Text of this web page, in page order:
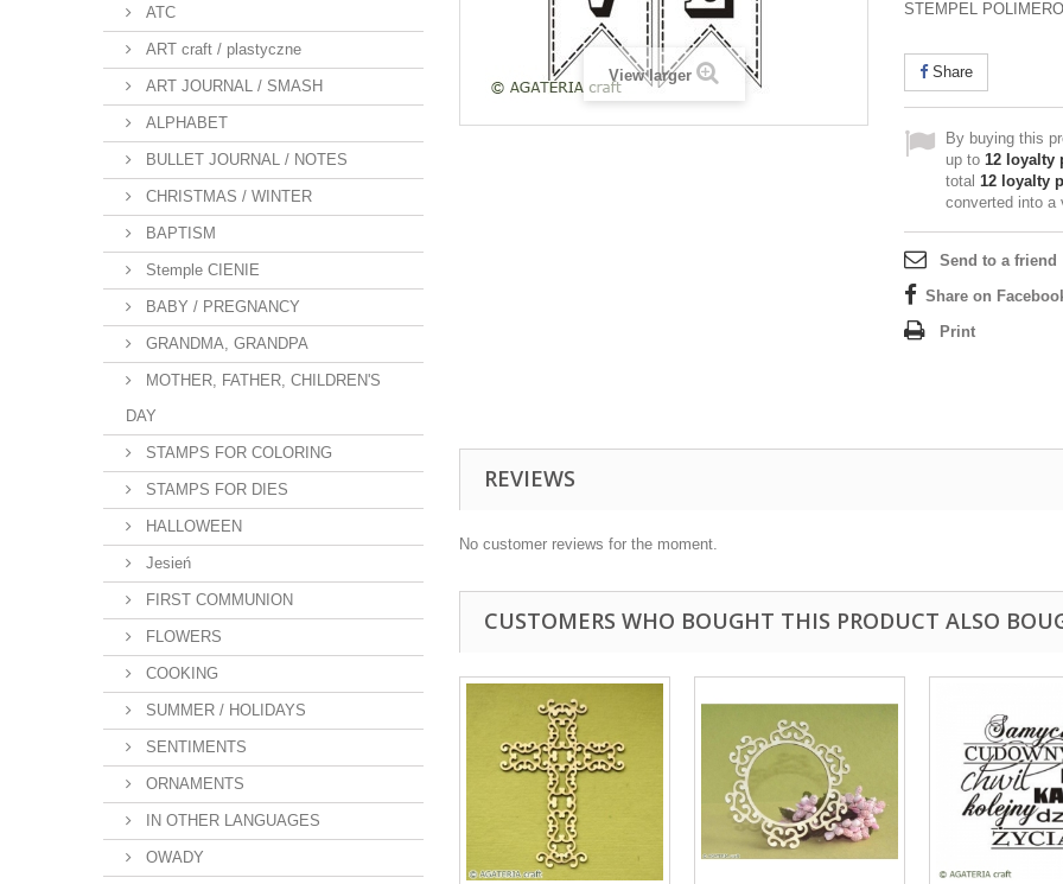
ATC
ART craft / plastyczne
ART JOURNAL / SMASH
ALPHABET
BULLET JOURNAL / NOTES
CHRISTMAS / WINTER
BAPTISM
Stemple CIENIE
BABY / PREGNANCY
GRANDMA, GRANDPA
MOTHER, FATHER, CHILDREN'S
DAY
STAMPS FOR COLORING
STAMPS FOR DIES
HALLOWEEN
Jesień
FIRST COMMUNION
FLOWERS
COOKING
SUMMER / HOLIDAYS
SENTIMENTS
ORNAMENTS
IN OTHER LANGUAGES
OWADY
View larger
STEMPEL
Share
By buying this
up to 12 loyalty
total 12 loyalty
converted into
Send to a friend
Share on
Print
REVIEWS
No customer reviews for the moment.
CUSTOMERS WHO BOUGHT THIS PRODUCT ALSO